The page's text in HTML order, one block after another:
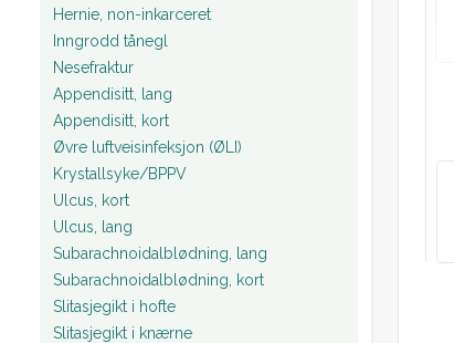
Hernie, non-inkarceret
Inngrodd tånegl
Nesefraktur
Appendisitt, lang
Appendisitt, kort
Øvre luftveisinfeksjon (ØLI)
Krystallsyke/BPPV
Ulcus, kort
Ulcus, lang
Subarachnoidalblødning, lang
Subarachnoidalblødning, kort
Slitasjegikt i hofte
Slitasjegikt i knærne